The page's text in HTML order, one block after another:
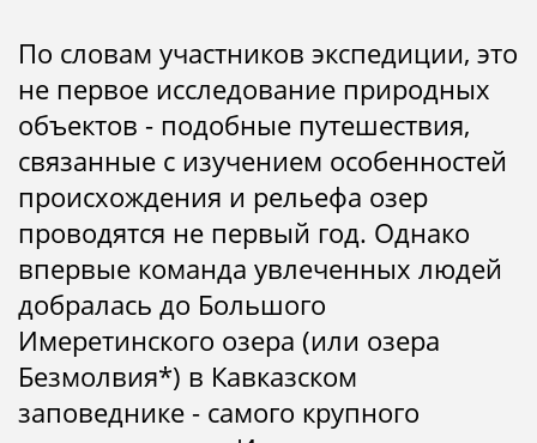
По словам участников экспедиции, это
не первое исследование природных
объектов - подобные путешествия,
связанные с изучением особенностей
происхождения и рельефа озер
проводятся не первый год. Однако
впервые команда увлеченных людей
добралась до Большого
Имеретинского озера (или озера
Безмолвия*) в Кавказском
заповеднике - самого крупного